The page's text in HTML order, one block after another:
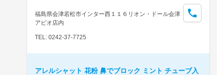
福島県会津若松市インター西１１６リオン・ドール会津
アピオ店内
TEL: 0242-37-7725
アレルシャット 花粉 鼻でブロック ミント チューブ入